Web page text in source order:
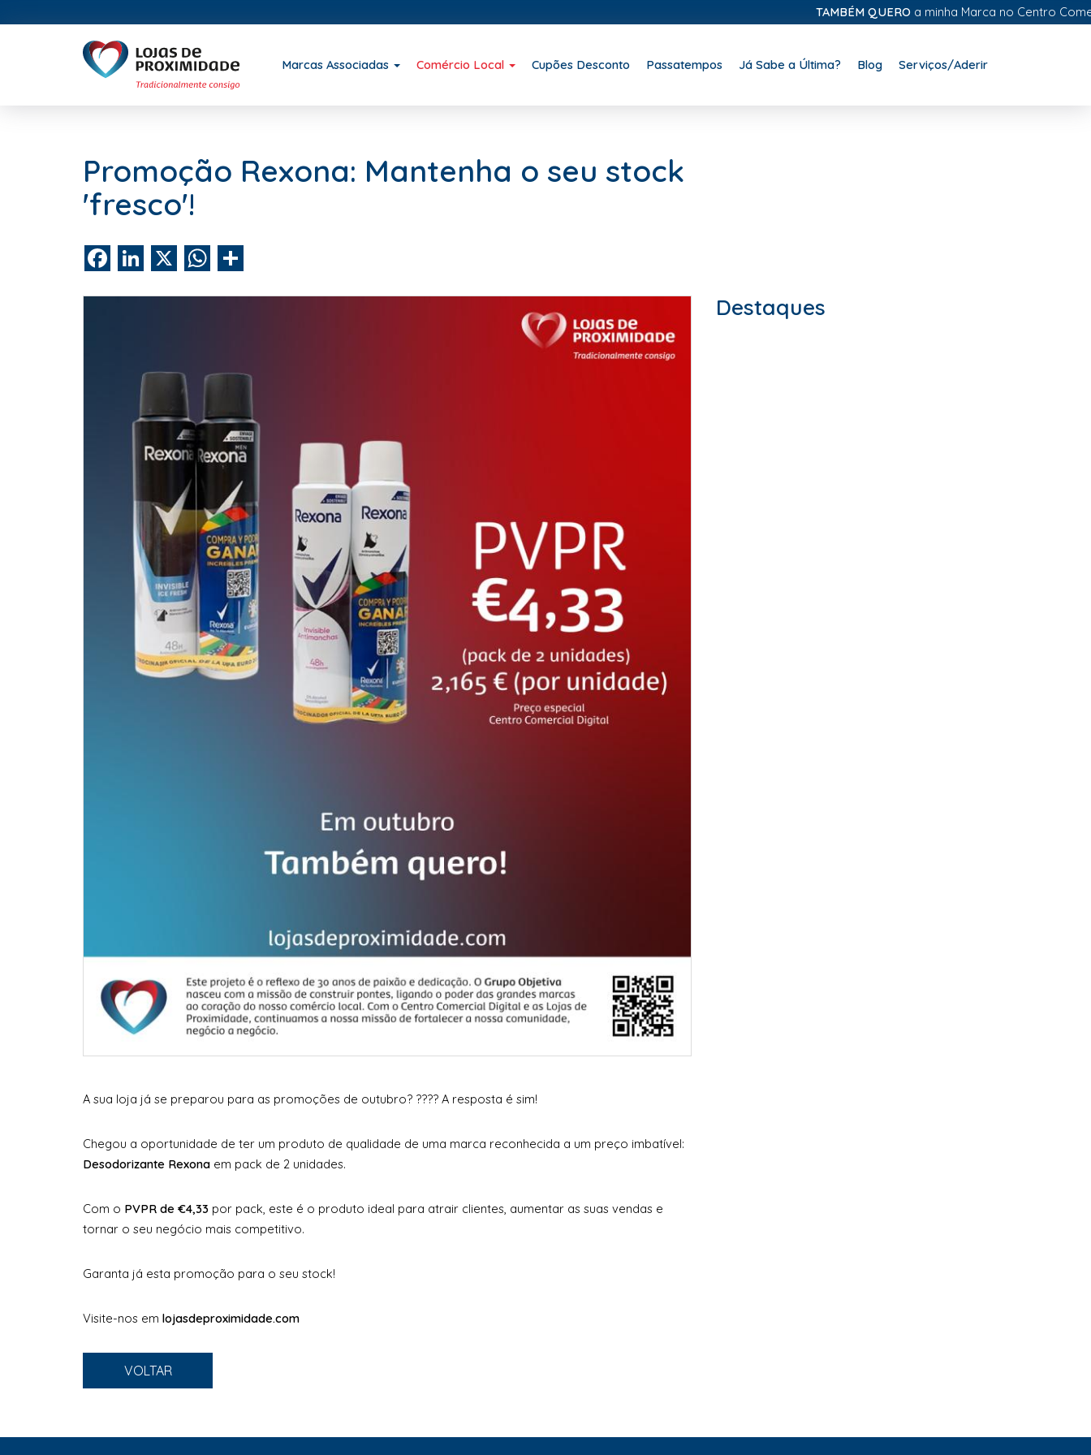
TAMBÉM QUEROa minha Marca no Centro Comercial
Marcas Associadas Comércio Local Cupões Desconto Passatempos Já Sabe a Última? Blog Serviços/Aderir
Promoção Rexona: Mantenha o seu stock
'fresco'!
FacebookLinkedIn WhatsApp
A sua loja já se preparou para as promoções de outubro? ???? A resposta é sim!
Chegou a oportunidade de ter um produto de qualidade de uma marca reconhecida a um preço imbatível:
Desodorizante Rexona em pack de 2 unidades.
Com o PVPR de €4,33 por pack, este é o produto ideal para atrair clientes, aumentar as suas vendas e
tornar o seu negócio mais competitivo.
Garanta já esta promoção para o seu stock!
Visite-nos em lojasdeproximidade.com
VOLTAR
Destaques